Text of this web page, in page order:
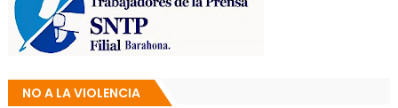
NO A LA VIOLENCIA